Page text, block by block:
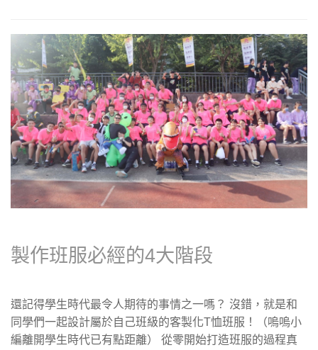
製作班服必經的4大階段
還記得學生時代最令人期待的事情之一嗎？ 沒錯，就是和
同學們一起設計屬於自己班級的客製化T恤班服！（嗚嗚小
編離開學生時代已有點距離） 從零開始打造班服的過程真